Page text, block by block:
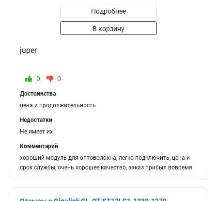
Подробнее
В корзину
juper
0 0
Достоинства
цена и продолжительность
Недостатки
Не имеет их
Комментарий
хороший модуль для оптоволокна, легко подключить, цена и
срок службы, очень хорошее качество, заказ прибыл вовремя